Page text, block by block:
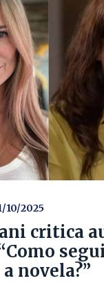
10/2025
critica
novela?”